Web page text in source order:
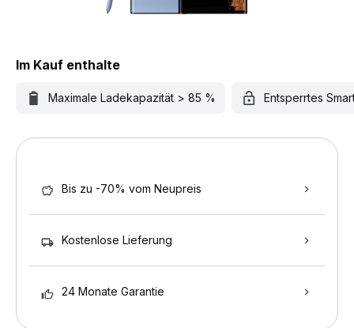
Im Kauf enthalte
Maximale Ladekapazität > 85 % Entsperrtes
Bis zu -70% vom Neupreis
Kostenlose Lieferung
24 Monate Garantie